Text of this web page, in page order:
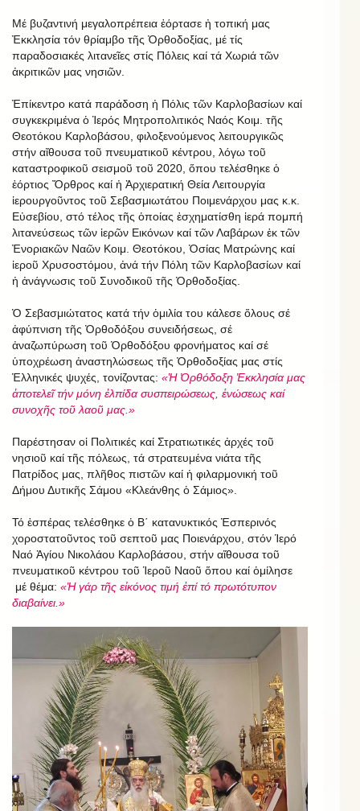
Μέ βυζαντινή μεγαλοπρέπεια ἑόρτασε ἠ τοπική μας
Ἐκκλησία τόν θρίαμβο τῆς Ὀρθοδοξίας, μέ τίς
παραδοσιακές λιτανεῖες στίς Πόλεις καί τά Χωριά τῶν
ἀκριτικῶν μας νησιῶν.
Ἐπίκεντρο κατά παράδοση ἡ Πόλις τῶν Καρλοβασίων καί
συγκεκριμένα ὁ Ἱερός Μητροπολιτικός Ναός Κοιμ. τῆς
Θεοτόκου Καρλοβάσου, φιλοξενούμενος λειτουργικῶς
στήν αἴθουσα τοῦ πνευματικοῦ κέντρου, λόγω τοῦ
καταστροφικοῦ σεισμοῦ τοῦ 2020, ὅπου τελέσθηκε ὁ
ἑόρτιος Ὄρθρος καί ἡ Ἀρχιερατική Θεία Λειτουργία
ἱερουργοῦντος τοῦ Σεβασμιωτάτου Ποιμενάρχου μας κ.κ.
Εὐσεβίου, στό τέλος τῆς ὁποίας ἐσχηματίσθη ἱερά πομπή
λιτανεύσεως τῶν ἱερῶν Εικόνων καί τῶν Λαβάρων ἐκ τῶν
Ἐνοριακῶν Ναῶν Κοιμ. Θεοτόκου, Ὁσίας Ματρώνης καί
ἱεροῦ Χρυσοστόμου, ἀνά τήν Πόλη τῶν Καρλοβασίων καί
ἡ ἀνάγνωσις τοῦ Συνοδικοῦ τῆς Ὀρθοδοξίας.
Ὁ Σεβασμιώτατος κατά τήν ὁμιλία του κάλεσε ὅλους σέ
ἀφύπνιση τῆς Ὀρθοδόξου συνειδήσεως, σέ
ἀναζωπύρωση τοῦ Ὀρθοδόξου φρονήματος καί σέ
ὑποχρέωση ἀναστηλώσεως τῆς Ὀρθοδοξίας μας στίς
Ἑλληνικές ψυχές, τονίζοντας: «Ἡ Ὀρθόδοξη Ἐκκλησία μας
ἀποτελεῖ τήν μόνη ἐλπίδα συσπειρώσεως, ἑνώσεως καί
συνοχῆς τοῦ λαοῦ μας.»
Παρέστησαν οἱ Πολιτικές καί Στρατιωτικές ἀρχές τοῦ
νησιοῦ καί τῆς πόλεως, τά στρατευμένα νιάτα τῆς
Πατρίδος μας, πλῆθος πιστῶν καί ἡ φιλαρμονική τοῦ
Δήμου Δυτικῆς Σάμου «Κλεάνθης ὁ Σάμιος».
Τό ἑσπέρας τελέσθηκε ὁ Β΄ κατανυκτικός Ἑσπερινός
χοροστατοῦντος τοῦ σεπτοῦ μας Ποιενάρχου, στόν Ἱερό
Ναό Ἁγίου Νικολάου Καρλοβάσου, στήν αἴθουσα τοῦ
πνευματικοῦ κέντρου τοῦ Ἱεροῦ Ναοῦ ὅπου καί ὁμίλησε
μέ θέμα: «Ἡ γάρ τῆς εἰκόνος τιμή ἐπί τό πρωτότυπον
διαβαίνει.»